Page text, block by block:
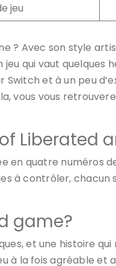
jeu
? Avec son style
jeu qui vaut quelques
et à un peu
vous vous
Liberated
en quatre numéros
à contrôler, chacun
game?
et une histoire
à la fois agréable et